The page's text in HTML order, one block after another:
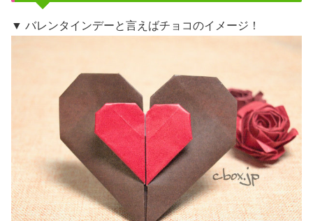
▼ バレンタインデーと言えばチョコのイメージ！